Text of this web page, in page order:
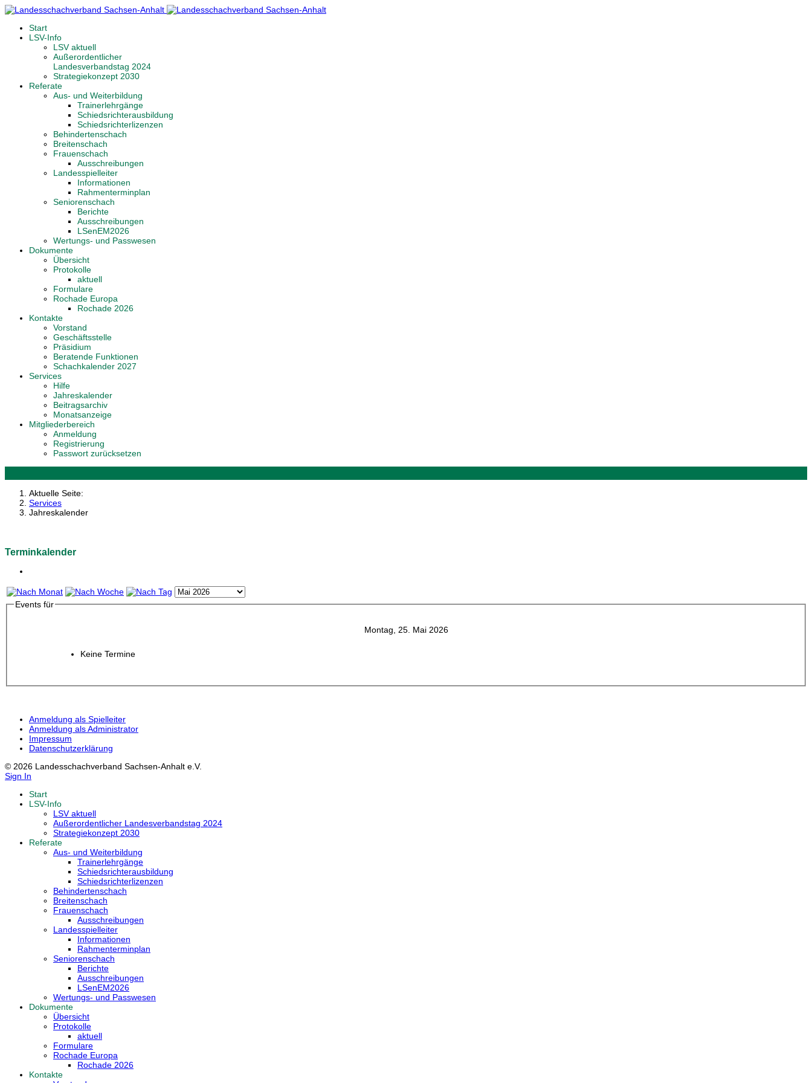
Start
LSV-Info
LSV aktuell
Außerordentlicher
Landesverbandstag 2024
Strategiekonzept 2030
Referate
Aus- und Weiterbildung
Trainerlehrgänge
Schiedsrichterausbildung
Schiedsrichterlizenzen
Behindertenschach
Breitenschach
Frauenschach
Ausschreibungen
Landesspielleiter
Informationen
Rahmenterminplan
Seniorenschach
Berichte
Ausschreibungen
LSenEM2026
Wertungs- und Passwesen
Dokumente
Übersicht
Protokolle
aktuell
Formulare
Rochade Europa
Rochade 2026
Kontakte
Vorstand
Geschäftsstelle
Präsidium
Beratende Funktionen
Schachkalender 2027
Services
Hilfe
Jahreskalender
Beitragsarchiv
Monatsanzeige
Mitgliederbereich
Anmeldung
Registrierung
Passwort zurücksetzen
Aktuelle Seite:
Services
Jahreskalender
Terminkalender
Events für
Montag, 25. Mai 2026
Keine Termine
Anmeldung als Spielleiter
Anmeldung als Administrator
Impressum
Datenschutzerklärung
© 2026 Landesschachverband Sachsen-Anhalt e.V.
Sign In
Start
LSV-Info
LSV aktuell
Außerordentlicher Landesverbandstag 2024
Strategiekonzept 2030
Referate
Aus- und Weiterbildung
Trainerlehrgänge
Schiedsrichterausbildung
Schiedsrichterlizenzen
Behindertenschach
Breitenschach
Frauenschach
Ausschreibungen
Landesspielleiter
Informationen
Rahmenterminplan
Seniorenschach
Berichte
Ausschreibungen
LSenEM2026
Wertungs- und Passwesen
Dokumente
Übersicht
Protokolle
aktuell
Formulare
Rochade Europa
Rochade 2026
Kontakte